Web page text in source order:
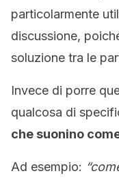
particolarmente
discussione,
soluzione tra le
Invece di porre
qualcosa di
che suonino
Ad esempio: